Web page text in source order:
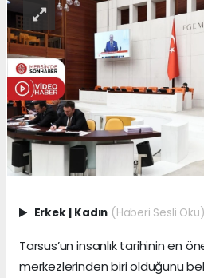
Erkek | Kadın (Haberi Sesli Oku)
Tarsus’un insanlık tarihinin en
merkezlerinden biri olduğunu